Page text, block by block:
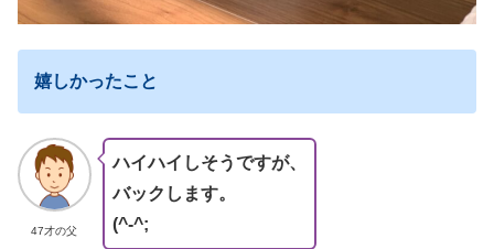
嬉しかったこと
47才の父
ハイハイしそうですが、
バックします。
(^-^;